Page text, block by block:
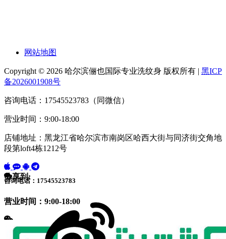
网站地图
Copyright © 2026 哈尔滨俪也国际专业洗纹身 版权所有 | 黑ICP
备2026001908号
咨询电话：17545523783（同微信）
营业时间：9:00-18:00
店铺地址：黑龙江省哈尔滨市南岗区哈西大街与同济街交角地
段第loft4栋1212号
咨询电话：17545523783
营业时间：9:00-18:00
分享到: